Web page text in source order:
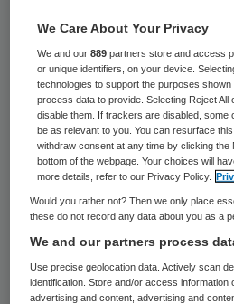
Organisaties in de zorg
groter, meestal vanuit
efficiencydoelstellingen.
organisaties kan echter
meebrengen dat
afstand ervaren tussen
werkvloer. Wat kunt u
Kloof tussen top en
We Care About Your Privacy
We and our889 partners store and access
or unique identifiers, on your device.
technologies to support the purposes
process data to provide. Selecting Reject All
disable them. If trackers are disabled, some
be as relevant to you. You can resurface
withdraw consent at any time by clicking
bottom of the webpage. Your choices will
more details, refer to our Privacy Policy.
Would you rather not? Then we only place
these do not record any data about you as a
We and our partners process
Use precise geolocation data. Actively scan
identification. Store and/or access information
advertising and content, advertising and